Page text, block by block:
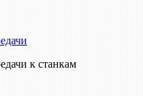
к станкам